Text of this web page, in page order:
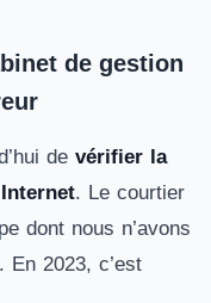
de gestion
de vérifier la
. Le courtier
dont nous n’avons
En 2023, c’est